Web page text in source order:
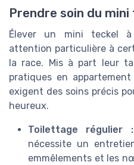
Prendre soin du
Élever un mini teckel
attention particulière à
la race. Mis à part leur
pratiques en
exigent des soins précis
heureux.
Toilettage régulier :
nécessite un
emmêlements et les